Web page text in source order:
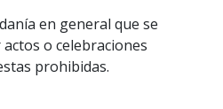
en general que se
o celebraciones
prohibidas.